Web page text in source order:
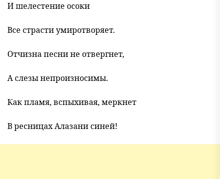
И шелестение осоки
Все страсти умиротворяет.
Отчизна песни не отвергнет,
А слезы непроизносимы.
Как пламя, вспыхивая, меркнет
В ресницах Алазани синей!